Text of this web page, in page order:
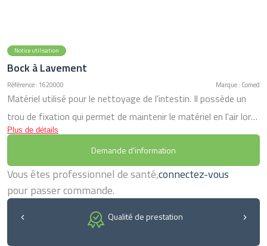
Notice utilisation
Bock à Lavement
Référence : 1620000 Marque : Comed
Matériel utilisé pour le nettoyage de l'intestin. Il possède un
trou de fixation qui permet de maintenir le matériel en l'air lors
de l'utilisation. Livré avec tube et canules. Capacité: 2 L
Plus de détails
Demande d'information
Vous êtes professionnel de santé,connectez-vous
pour passer commande.
Qualité de prestation